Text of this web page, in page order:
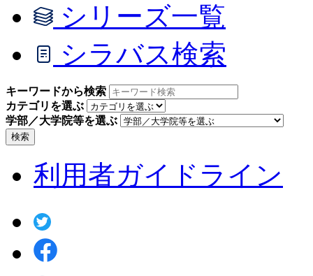
シリーズ一覧
シラバス検索
キーワードから検索
カテゴリを選ぶ
学部／大学院等を選ぶ
検索
利用者ガイドライン